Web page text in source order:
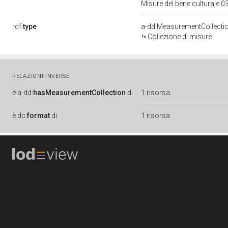
Misure del bene culturale
rdf:type
a-
Collezione di misure
RELAZIONI INVERSE
è a-dd:hasMeasurementCollection di 1 risorsa
è dc:format di 1 risorsa